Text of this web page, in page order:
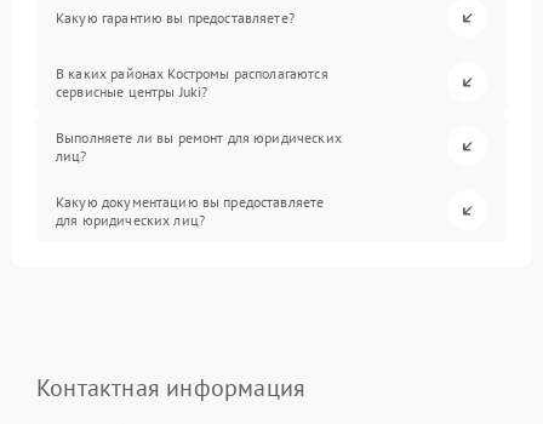
Какую гарантию вы предоставляете?
В каких районах Костромы располагаются
сервисные центры Juki?
Выполняете ли вы ремонт для юридических
лиц?
Какую документацию вы предоставляете
для юридических лиц?
Контактная информация